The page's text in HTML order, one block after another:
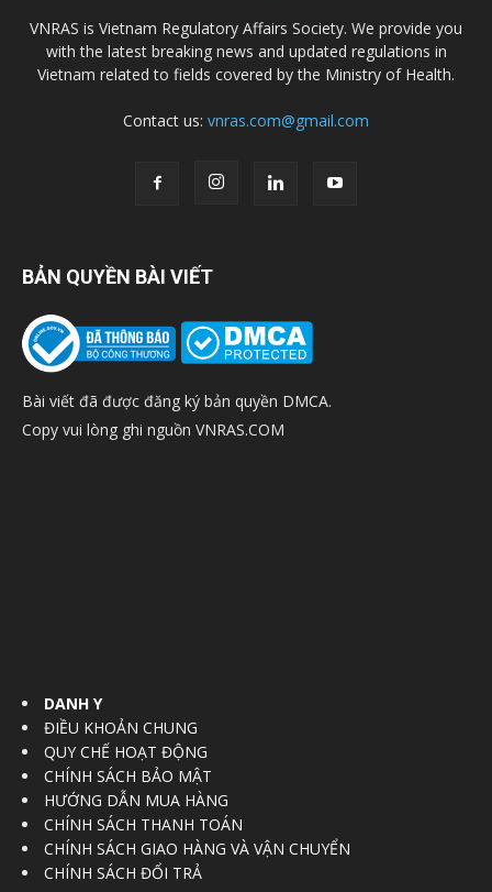
VNRAS is Vietnam Regulatory Affairs Society. We provide you
with the latest breaking news and updated regulations in
Vietnam related to fields covered by the Ministry of Health.
Contact us: vnras.com@gmail.com
BẢN QUYỀN BÀI VIẾT
Bài viết đã được đăng ký bản quyền DMCA.
Copy vui lòng ghi nguồn VNRAS.COM
DANH Y
ĐIỀU KHOẢN CHUNG
QUY CHẾ HOẠT ĐỘNG
CHÍNH SÁCH BẢO MẬT
HƯỚNG DẪN MUA HÀNG
CHÍNH SÁCH THANH TOÁN
CHÍNH SÁCH GIAO HÀNG VÀ VẬN CHUYỂN
CHÍNH SÁCH ĐỔI TRẢ